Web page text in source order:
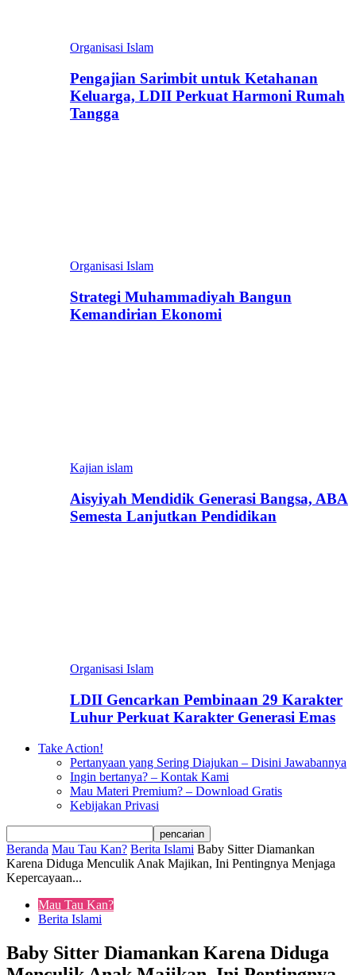
Organisasi Islam
Pengajian Sarimbit untuk Ketahanan
Keluarga, LDII Perkuat Harmoni Rumah
Tangga
Organisasi Islam
Strategi Muhammadiyah Bangun
Kemandirian Ekonomi
Kajian islam
Aisyiyah Mendidik Generasi Bangsa, ABA
Semesta Lanjutkan Pendidikan
Organisasi Islam
LDII Gencarkan Pembinaan 29 Karakter
Luhur Perkuat Karakter Generasi Emas
Take Action!
Pertanyaan yang Sering Diajukan – Disini Jawabannya
Ingin bertanya? – Kontak Kami
Mau Materi Premium? – Download Gratis
Kebijakan Privasi
Beranda Mau Tau Kan? Berita Islami Baby Sitter Diamankan
Karena Diduga Menculik Anak Majikan, Ini Pentingnya Menjaga
Kepercayaan...
Mau Tau Kan?
Berita Islami
Baby Sitter Diamankan Karena Diduga